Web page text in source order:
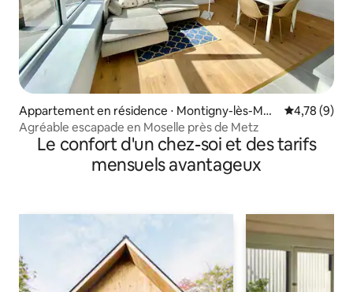
Appartement en résidence ⋅ Montigny-lès-Met
z
Évaluation
4,78 (9)
Agréable escapade en Moselle près de Metz
Le confort d'un chez-soi et des tarifs
mensuels avantageux